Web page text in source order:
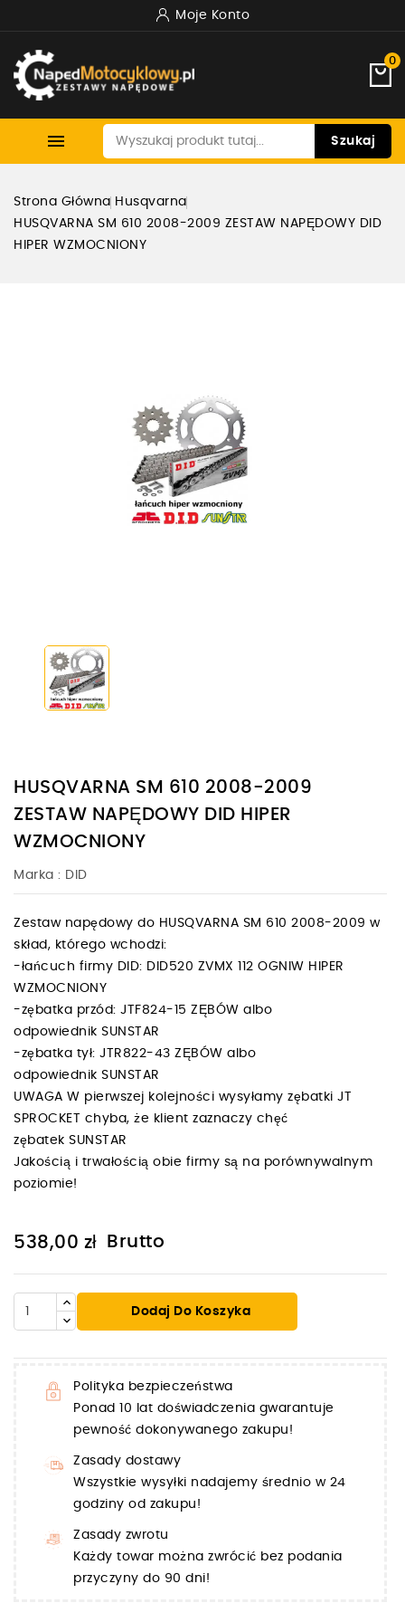
Moje Konto
0
 Szukaj
Strona Główna Husqvarna
HUSQVARNA SM 610 2008-2009 ZESTAW NAPĘDOWY DID
HIPER WZMOCNIONY
HUSQVARNA SM 610 2008-2009
ZESTAW NAPĘDOWY DID HIPER
WZMOCNIONY
Marka : DID
Zestaw napędowy do HUSQVARNA SM 610 2008-2009 w
skład, którego wchodzi:
-łańcuch firmy DID: DID520 ZVMX 112 OGNIW HIPER
WZMOCNIONY
-zębatka przód: JTF824-15 ZĘBÓW albo
odpowiednik SUNSTAR
-zębatka tył: JTR822-43 ZĘBÓW albo
odpowiednik SUNSTAR
UWAGA W pierwszej kolejności wysyłamy zębatki JT
SPROCKET chyba, że klient zaznaczy chęć
zębatek SUNSTAR
Jakością i trwałością obie firmy są na porównywalnym
poziomie!
538,00 zł Brutto
Dodaj Do Koszyka
Polityka bezpieczeństwa
Ponad 10 lat doświadczenia gwarantuje
pewność dokonywanego zakupu!
Zasady dostawy
Wszystkie wysyłki nadajemy średnio w 24
godziny od zakupu!
Zasady zwrotu
Każdy towar można zwrócić bez podania
przyczyny do 90 dni!